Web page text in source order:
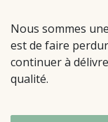
Nous sommes
est de faire
continuer à
qualité.